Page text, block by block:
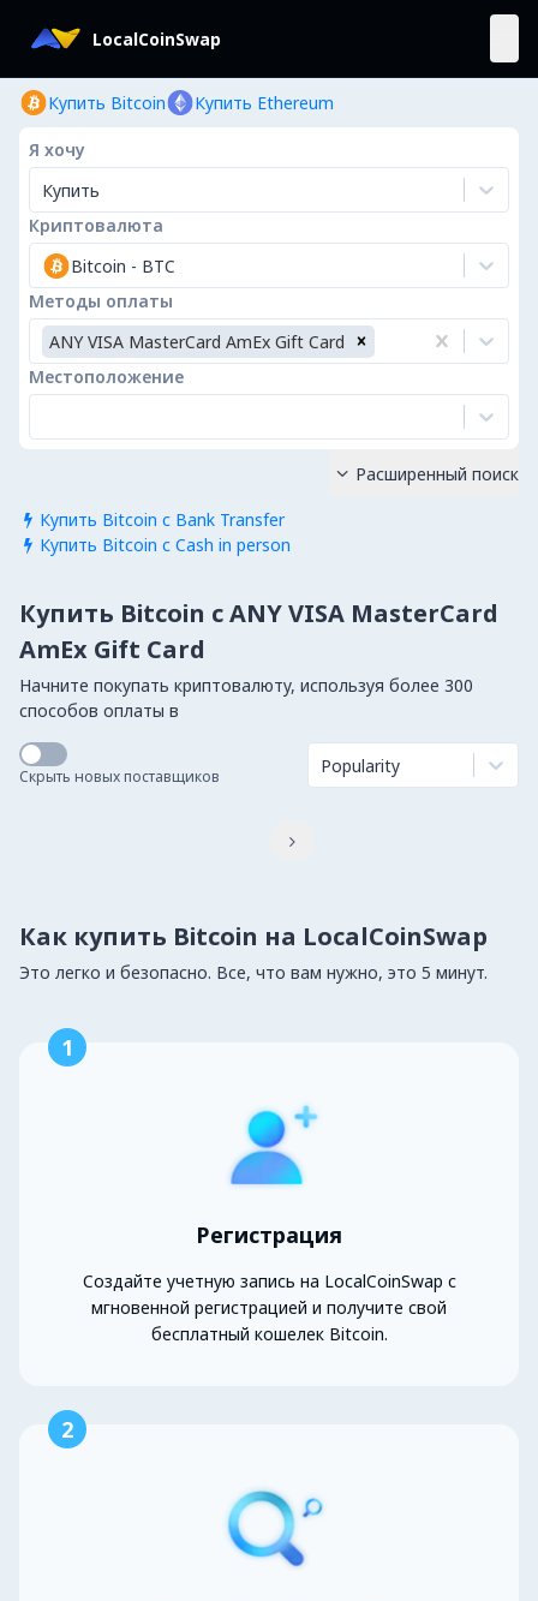
LocalCoinSwap
Купить Bitcoin Купить Ethereum
Я хочу
Купить
Криптовалюта
Bitcoin - BTC
Методы оплаты
ANY VISA MasterCard AmEx Gift Card
Местоположение
 Купить Bitcoin с Bank Transfer
 Купить Bitcoin с Cash in person
 Расширенный поиск
Купить Bitcoin с ANY VISA MasterCard
AmEx Gift Card
Начните покупать криптовалюту, используя более 300
способов оплаты в
Скрыть новых поставщиков Popularity

Как купить Bitcoin на LocalCoinSwap
Это легко и безопасно. Все, что вам нужно, это 5 минут.
1
Регистрация
Создайте учетную запись на LocalCoinSwap с
мгновенной регистрацией и получите свой
бесплатный кошелек Bitcoin.
2